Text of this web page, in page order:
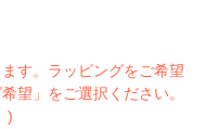
す。ラッピングをご希望
望」をご選択ください。
)